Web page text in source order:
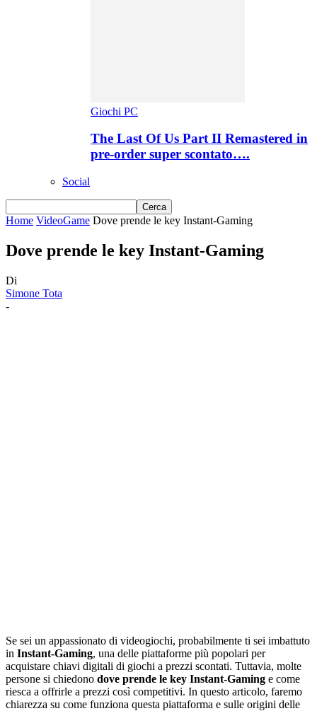
Giochi PC
The Last Of Us Part II Remastered in
pre-order super scontato….
Social
Home VideoGame Dove prende le key Instant-Gaming
Dove prende le key Instant-Gaming
Di
Simone Tota
-
Se sei un appassionato di videogiochi, probabilmente ti sei imbattuto
in Instant-Gaming, una delle piattaforme più popolari per
acquistare chiavi digitali di giochi a prezzi scontati. Tuttavia, molte
persone si chiedono dove prende le key Instant-Gaming e come
riesca a offrirle a prezzi così competitivi. In questo articolo, faremo
chiarezza su come funziona questa piattaforma e sulle origini delle